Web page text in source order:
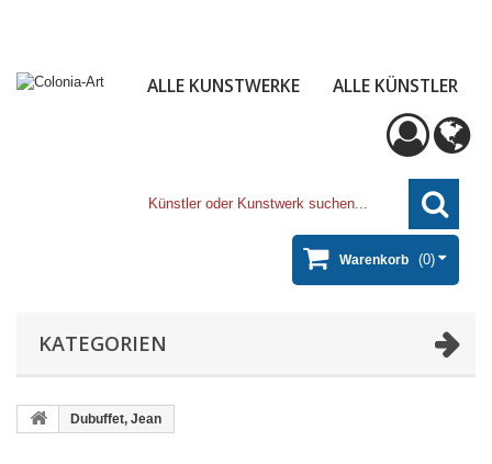
ALLE KUNSTWERKE ALLE KÜNSTLER
Warenkorb (0)
KATEGORIEN
Dubuffet, Jean